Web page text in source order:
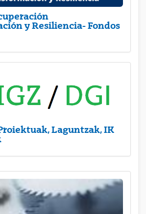
y Resiliencia- Fondos
Laguntzak, IK